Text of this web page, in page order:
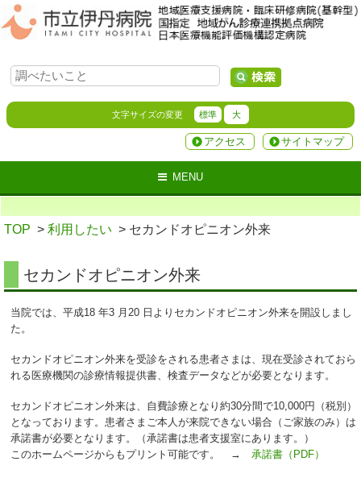
文字サイズの変更 標準 大
サイトマップ
アクセス
MENU
TOP > 利用したい > セカンドオピニオン外来
セカンドオピニオン外来
当院では、平成18 年3 月20 日よりセカンドオピニオン外来を開設しまし
た。
セカンドオピニオン外来を受診をされる患者さまは、現在受診されておら
れる医療機関の診療情報提供書、検査データなどが必要となります。
セカンドオピニオン外来は、自費診療となり約30分間で10,000円（税別）
となっております。患者さまご本人が来院できない場合（ご家族のみ）は
承諾書が必要となります。（承諾書は患者支援室にあります。）
このホームページからもプリント可能です。 → 承諾書（PDF）